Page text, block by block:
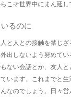
こそ世界中にまん延し
るのに
と人との接触を禁じざ
出しないよう努めて
ない会話とか、友人と
います。これまでと
なのでしょう。日々